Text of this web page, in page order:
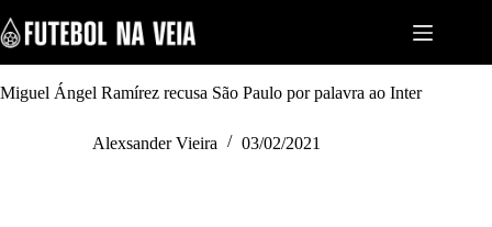
k
i
p
tMiguel Ángel Ramírez recusa São Paulo por palavra ao Inter
Alexsander Vieira 03/02/2021